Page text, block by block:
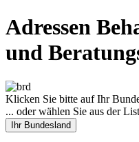
Adressen
und
Klicken Sie bitte auf Ihr
... oder wählen Sie aus der
Ihr Bundesland